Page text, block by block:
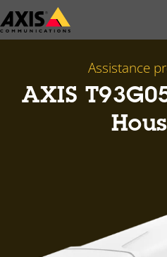
Passer
au
Assistance
AXIS